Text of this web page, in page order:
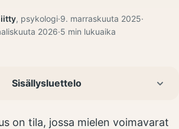
, psykologi·9. marraskuuta 2025·
2026·5 min lukuaika
Sisällysluettelo
on tila, jossa mielen voimavarat